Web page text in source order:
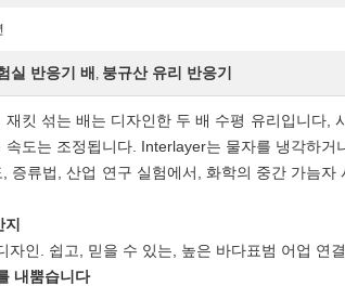
실 반응기 배 , 붕규산 유리 반응기
재킷 섞는 배는 디자인한 두 배 수평 유리입니다,
속도는 조정됩니다. Interlayer는 물자를 냉각하
증류법, 산업 연구 실험에서, 화학의 중간 가늠
자인. 쉽고, 믿을 수 있는, 높은 바다표범 어업 연
내뿜습니다